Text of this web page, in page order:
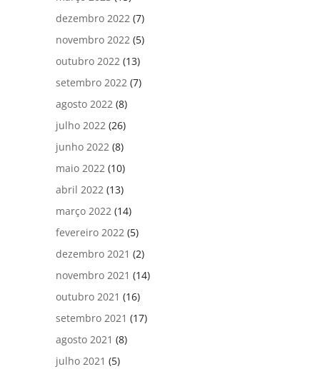
dezembro 2022 (7)
novembro 2022 (5)
outubro 2022 (13)
setembro 2022 (7)
agosto 2022 (8)
julho 2022 (26)
junho 2022 (8)
maio 2022 (10)
abril 2022 (13)
março 2022 (14)
fevereiro 2022 (5)
dezembro 2021 (2)
novembro 2021 (14)
outubro 2021 (16)
setembro 2021 (17)
agosto 2021 (8)
julho 2021 (5)